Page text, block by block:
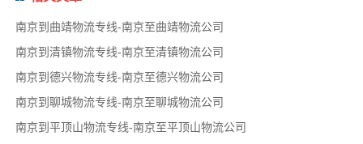
南京到曲靖物流专线-南京至曲靖物流公司
南京到清镇物流专线-南京至清镇物流公司
南京到德兴物流专线-南京至德兴物流公司
南京到聊城物流专线-南京至聊城物流公司
南京到平顶山物流专线-南京至平顶山物流公司